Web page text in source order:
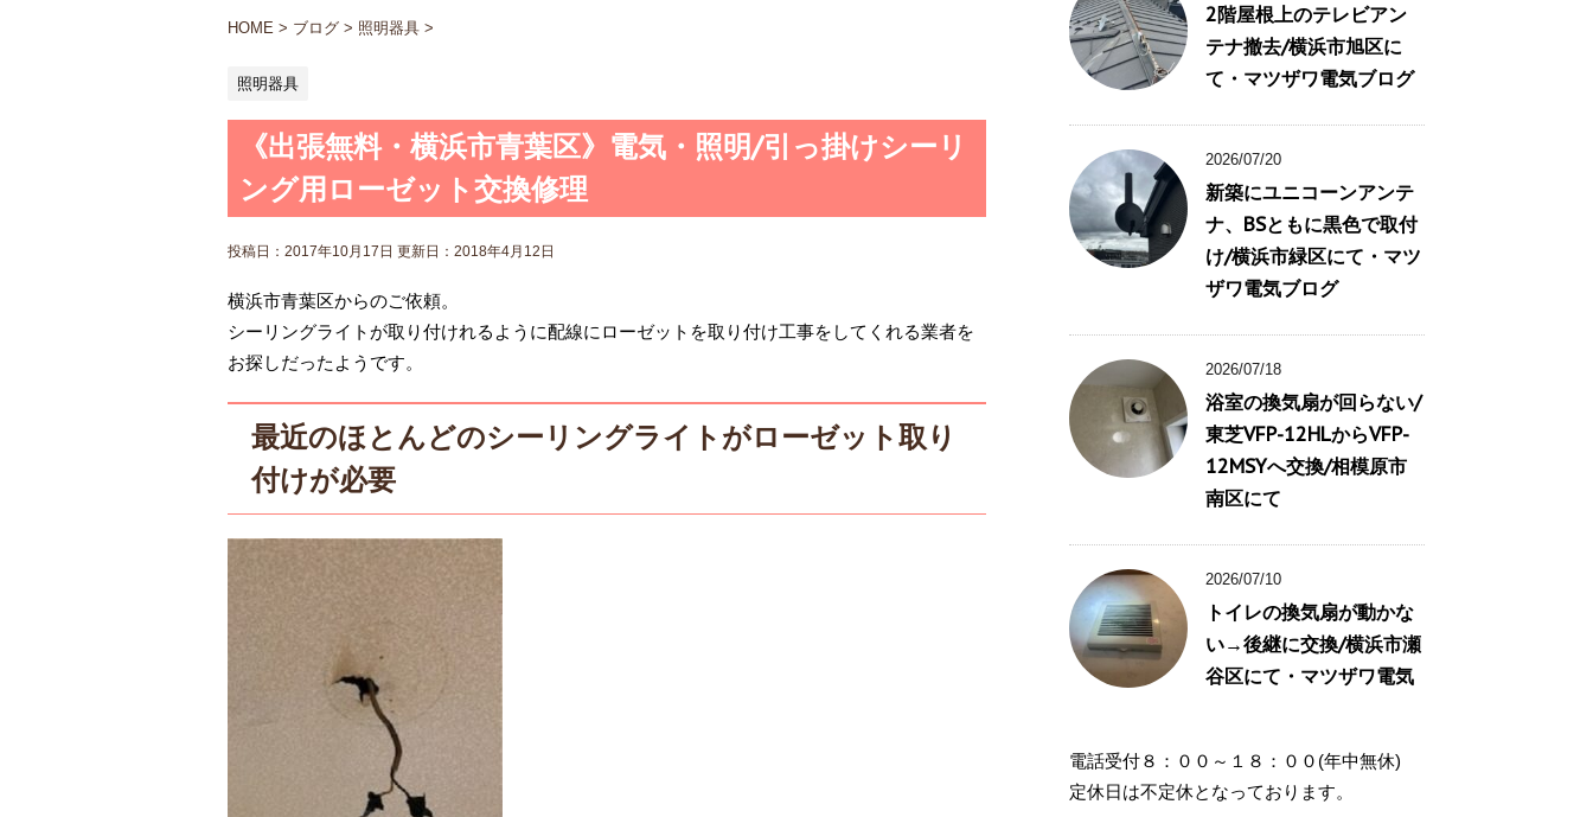
HOME > ブログ > 照明器具 >
照明器具
《出張無料・横浜市青葉区》電気・照明/引っ掛けシーリ
ング用ローゼット交換修理
投稿日：2017年10月17日 更新日： 2018年4月12日
横浜市青葉区からのご依頼。
シーリングライトが取り付けれるように配線にローゼットを取り付け工事をしてくれる業者を
お探しだったようです。
最近のほとんどのシーリングライトがローゼット取り
付けが必要
2階屋根上のテレビアン
テナ撤去/横浜市旭区に
て・マツザワ電気ブログ
2026/07/20
新築にユニコーンアンテ
ナ、BSともに黒色で取付
け/横浜市緑区にて・マツ
ザワ電気ブログ
2026/07/18
浴室の換気扇が回らない/
東芝VFP-12HLからVFP-
12MSYへ交換/相模原市
南区にて
2026/07/10
トイレの換気扇が動かな
い→後継に交換/横浜市瀬
谷区にて・マツザワ電気
電話受付８：００～１８：００(年中無休)
定休日は不定休となっております。